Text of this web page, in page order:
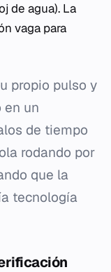
de agua). La
vaga para
propio pulso y
en un
de tiempo
rodando por
que la
tecnología